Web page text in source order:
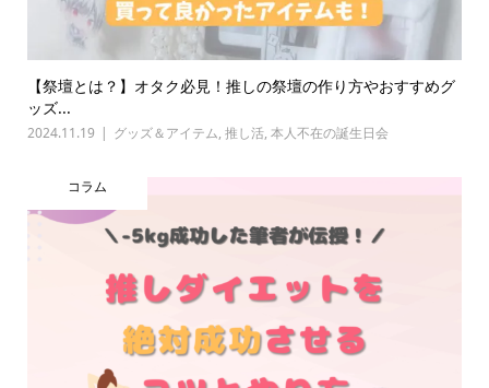
【祭壇とは？】オタク必見！推しの祭壇の作り方やおすすめグ
ッズ...
2024.11.19 グッズ＆アイテム, 推し活, 本人不在の誕生日会
コラム